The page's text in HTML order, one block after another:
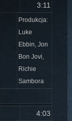
3:11
Produkcja:
Luke
Ebbin, Jon
Bon Jovi,
Richie
Sambora
4:03